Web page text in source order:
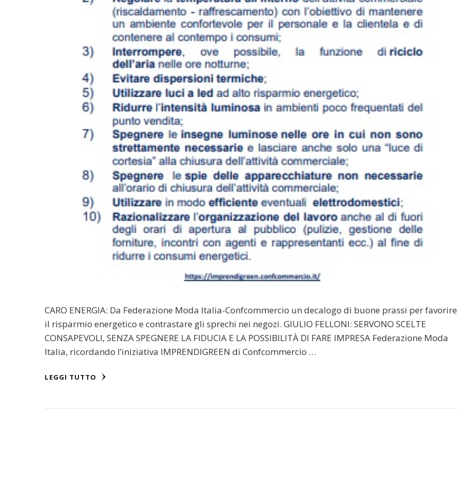
CARO ENERGIA: Da Federazione Moda Italia-Confcommercio un decalogo di buone prassi per favorire
il risparmio energetico e contrastare gli sprechi nei negozi. GIULIO FELLONI: SERVONO SCELTE
CONSAPEVOLI, SENZA SPEGNERE LA FIDUCIA E LA POSSIBILITÀ DI FARE IMPRESA Federazione Moda
Italia, ricordando l’iniziativa IMPRENDIGREEN di Confcommercio …
LEGGI TUTTO